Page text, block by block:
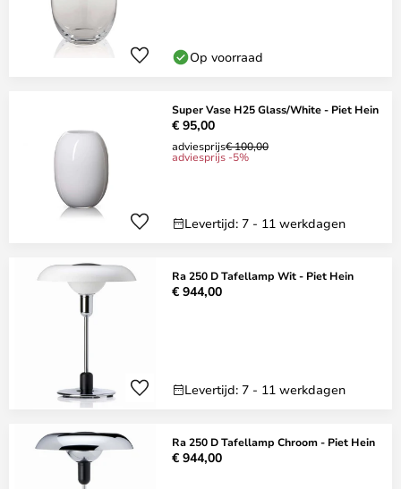
Op voorraad
Super Vase H25 Glass/White - Piet Hein
€ 95,00
adviesprijs€ 100,00
adviesprijs -5%
Levertijd: 7 - 11 werkdagen
Ra 250 D Tafellamp Wit - Piet Hein
€ 944,00
Levertijd: 7 - 11 werkdagen
Ra 250 D Tafellamp Chroom - Piet Hein
€ 944,00